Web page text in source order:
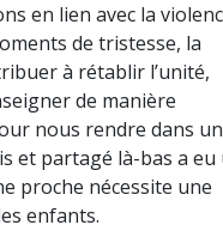
en lien avec la
de tristesse, la
à rétablir l’unité,
de manière
nous rendre dans un
et partagé là-bas a eu
proche nécessite une
enfants.